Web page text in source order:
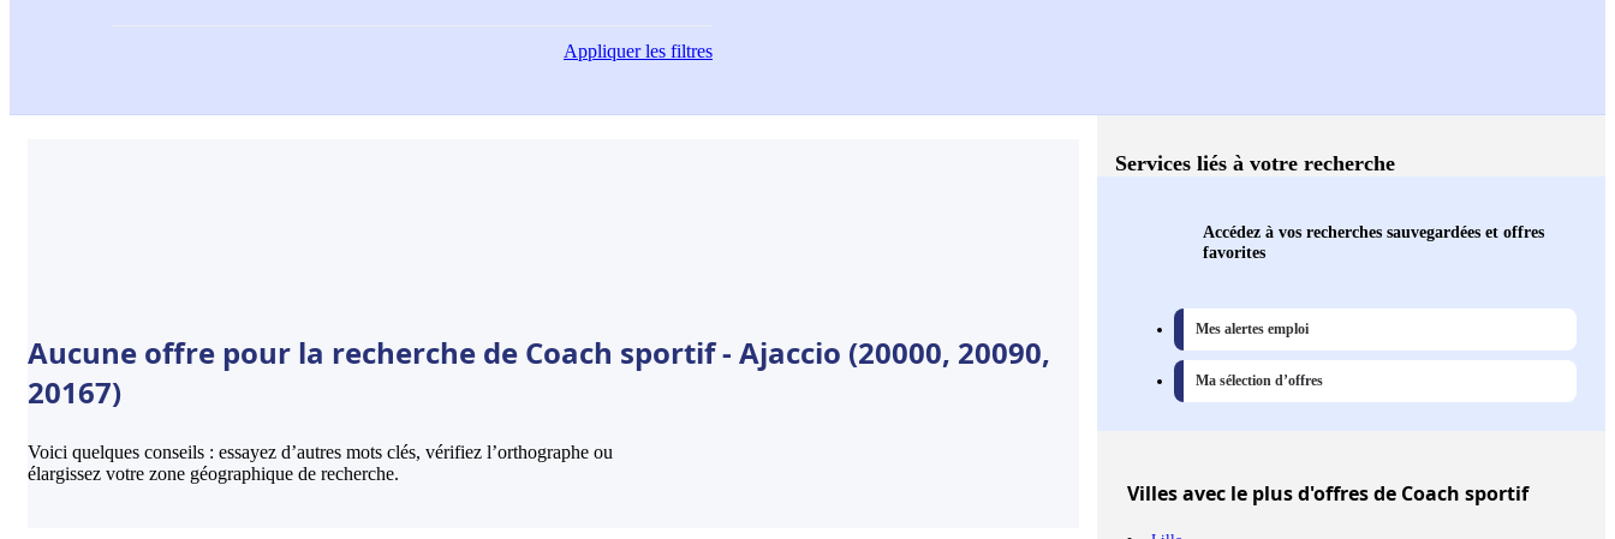
Appliquerles filtres
Aucune offre pour la recherche de Coach sportif - Ajaccio (20000, 20090,
20167)
Voici quelques conseils : essayez d’autres mots clés, vérifiez l’orthographe ou
élargissez votre zone géographique de recherche.
Services liés à votre recherche
Accédez à vos recherches sauvegardées et offres
favorites
Mes alertes emploi
Ma sélection d’offres
Villesavec le plus d'offres de Coach sportif